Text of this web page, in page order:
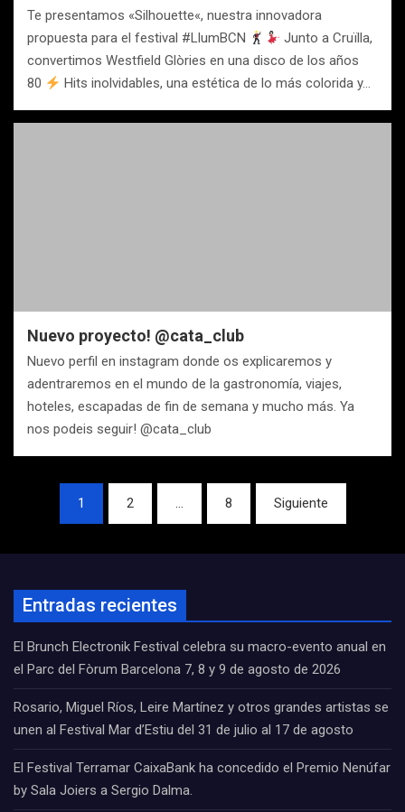
Te presentamos «Silhouette«, nuestra innovadora
propuesta para el festival #LlumBCN
Junto a Cruïlla,
convertimos Westfield Glòries en una disco de los años
80
Hits inolvidables, una estética de lo más colorida y…
Nuevo proyecto! @cata_club
Nuevo perfil en instagram donde os explicaremos y
adentraremos en el mundo de la gastronomía, viajes,
hoteles, escapadas de fin de semana y mucho más. Ya
nos podeis seguir! @cata_club
Navegación
entradas
1 2 … 8 Siguiente
Entradas recientes
El Brunch Electronik Festival celebra su macro-evento anual en
el Parc del Fòrum Barcelona 7, 8 y 9 de agosto de 2026
Rosario, Miguel Ríos, Leire Martínez y otros grandes artistas se
unen al Festival Mar d’Estiu del 31 de julio al 17 de agosto
El Festival Terramar CaixaBank ha concedido el Premio Nenúfar
by Sala Joiers a Sergio Dalma.